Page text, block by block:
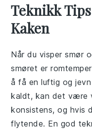
Teknikk
Kaken
Når du vispersmør
smøret er
å få en luftig og
kaldt, kan det være
konsistens, og hvis
flytende. En god